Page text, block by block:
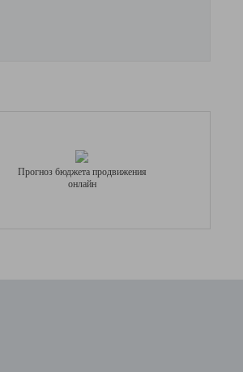
Прогноз бюджета продвижения
онлайн